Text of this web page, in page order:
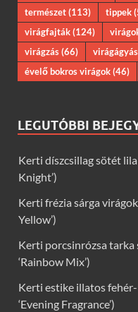
természet(113) tippek
virágfajták(124)
virágzás(66) virágágyás
évelő bokros virágok(46)
LEGUTÓBBI
Kerti díszcsillag sötét
Knight’)
Kerti frézia sárga
Yellow’)
Kerti porcsinrózsa
‘Rainbow Mix’)
Kerti estike illatos
‘Evening Fragrance’)